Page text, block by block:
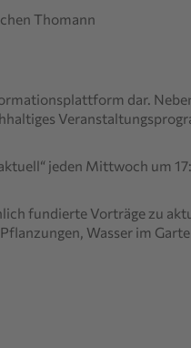
Thomann
dar.
jeden Mittwoch um
fundierte Vorträge zu
Wasser im